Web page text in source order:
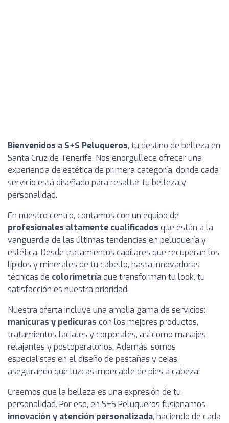
Bienvenidos a S+S Peluqueros, tu destino de belleza en
Santa Cruz de Tenerife. Nos enorgullece ofrecer una
experiencia de estética de primera categoría, donde cada
servicio está diseñado para resaltar tu belleza y
personalidad.
En nuestro centro, contamos con un equipo de
profesionales altamente cualificados que están a la
vanguardia de las últimas tendencias en peluquería y
estética. Desde tratamientos capilares que recuperan los
lípidos y minerales de tu cabello, hasta innovadoras
técnicas de colorimetríaque transforman tu look, tu
satisfacción es nuestra prioridad.
Nuestra oferta incluye una amplia gama de servicios:
manicuras y pedicuras con los mejores productos,
tratamientos faciales y corporales, así como masajes
relajantes y postoperatorios. Además, somos
especialistas en el diseño de pestañas y cejas,
asegurando que luzcas impecable de pies a cabeza.
Creemos que la belleza es una expresión de tu
personalidad. Por eso, en S+S Peluqueros fusionamos
innovación y atención personalizada, haciendo de cada